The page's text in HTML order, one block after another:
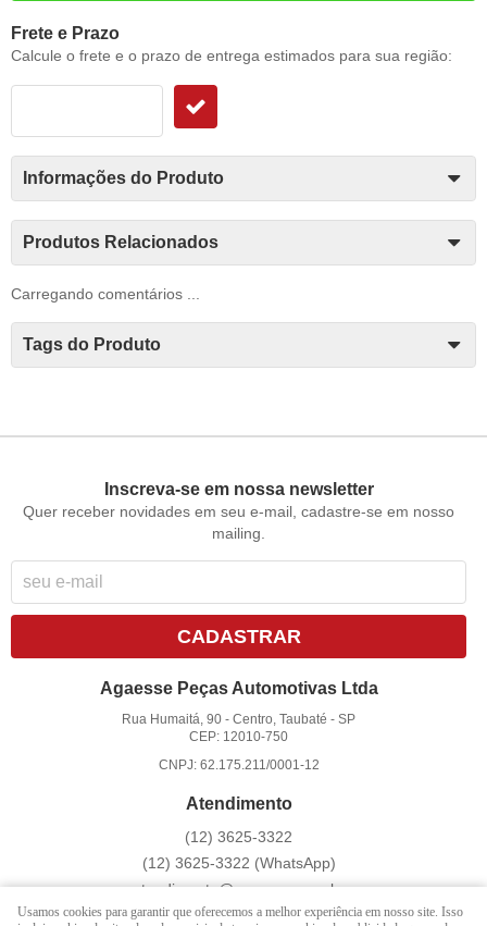
Frete e Prazo
Calcule o frete e o prazo de entrega estimados para sua região:
Informações do Produto
Produtos Relacionados
Carregando comentários ...
Tags do Produto
Inscreva-se em nossa newsletter
Quer receber novidades em seu e-mail, cadastre-se em nosso
mailing.
CADASTRAR
Agaesse Peças Automotivas Ltda
Rua Humaitá, 90 -Centro, Taubaté -SP
CEP: 12010-750
CNPJ: 62.175.211/0001-12
Atendimento
(12) 3625-3322
(12) 3625-3322 (WhatsApp)
atendimento@agaesse.com.br
Usamos cookies para garantir que oferecemos a melhor experiência em nosso site. Isso